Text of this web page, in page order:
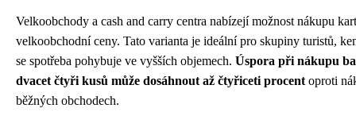
Velkoobchody a cash and carry centra nabízejí možnost nákupu
velkoobchodní ceny. Tato varianta je ideální pro skupiny turistů,
se spotřeba pohybuje ve vyšších objemech. Úspora při nákupu
dvacet čtyři kusů může dosáhnout až čtyřiceti procent oproti
běžných obchodech.